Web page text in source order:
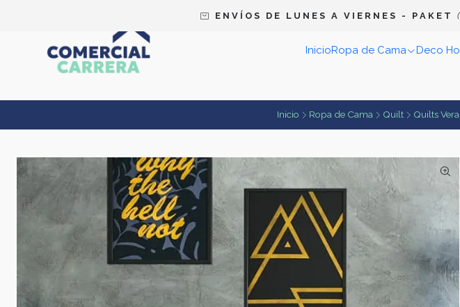
InicioRopa de Cama Deco
E N V Í O S D E L U N E S A V I E R N E S - P A K E T
Inicio Ropa de Cama Quilt Quilts